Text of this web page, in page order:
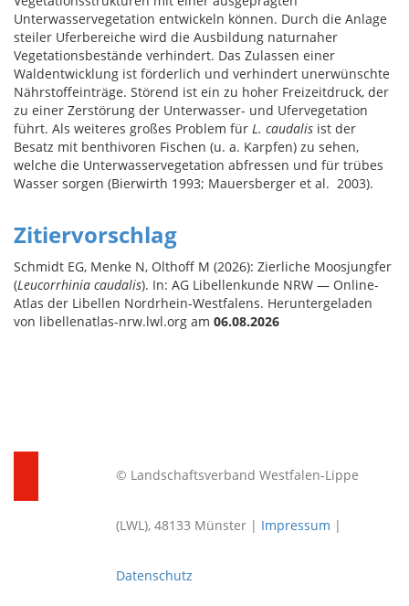
Unterwasservegetation entwickeln können. Durch die Anlage
steiler Uferbereiche wird die Ausbildung naturnaher
Vegetationsbestände verhindert. Das Zulassen einer
Waldentwicklung ist förderlich und verhindert unerwünschte
Nährstoffeinträge. Störend ist ein zu hoher Freizeitdruck, der
zu einer Zerstörung der Unterwasser- und Ufervegetation
führt. Als weiteres großes Problem für L. caudalis ist der
Besatz mit benthivoren Fischen (u. a. Karpfen) zu sehen,
welche die Unterwasservegetation abfressen und für trübes
Wasser sorgen (Bierwirth 1993; Mauersberger et al. 2003).
Zitiervorschlag
Schmidt EG, Menke N, Olthoff M (2026): Zierliche Moosjungfer
(Leucorrhinia caudalis). In: AG Libellenkunde NRW — Online-
Atlas der Libellen Nordrhein-Westfalens. Heruntergeladen
von libellenatlas-nrw.lwl.org am 06.08.2026
© Landschaftsverband Westfalen-Lippe
(LWL), 48133 Münster | Impressum |
Datenschutz